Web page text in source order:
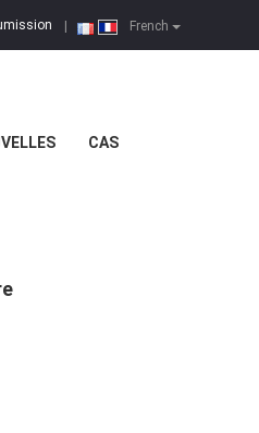
French
CAS